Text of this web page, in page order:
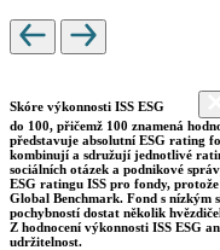
Skóre výkonnosti ISS ESG
do 100, přičemž 100 znamená
představuje absolutní ESG rating
kombinují a sdružují jednotlivé
sociálních otázek a podnikové
ESG ratingu ISS pro fondy,
Global Benchmark. Fond s nízkým
pochybností dostat několik
Z hodnocení výkonnosti ISS ESG
udržitelnost.